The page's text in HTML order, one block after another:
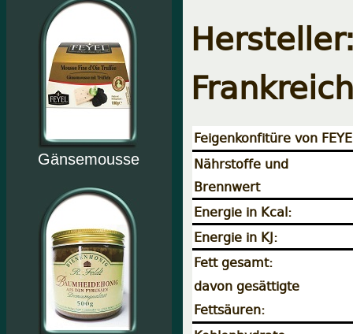
Gänsemousse
Frankreich
Feigenkonfitüre von
Nährstoffe und
Brennwert
Energie in Kcal:
Energie in KJ:
Fett gesamt:
davon gesättigte
Fettsäuren: